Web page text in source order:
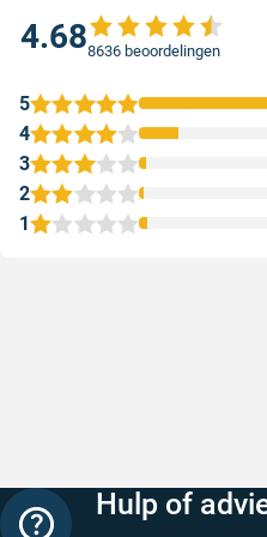
4.688636 beoordelingen
1
2
3
4
5
Hulp of